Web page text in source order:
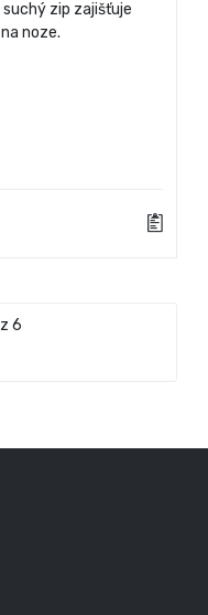
zip zajišťuje
noze.
6